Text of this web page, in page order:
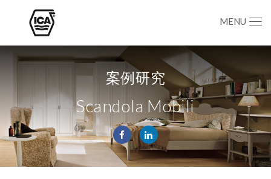
MENU
案例研究
Scandola Mobili